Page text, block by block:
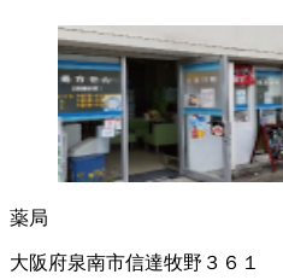
薬局
大阪府泉南市信達牧野３６１